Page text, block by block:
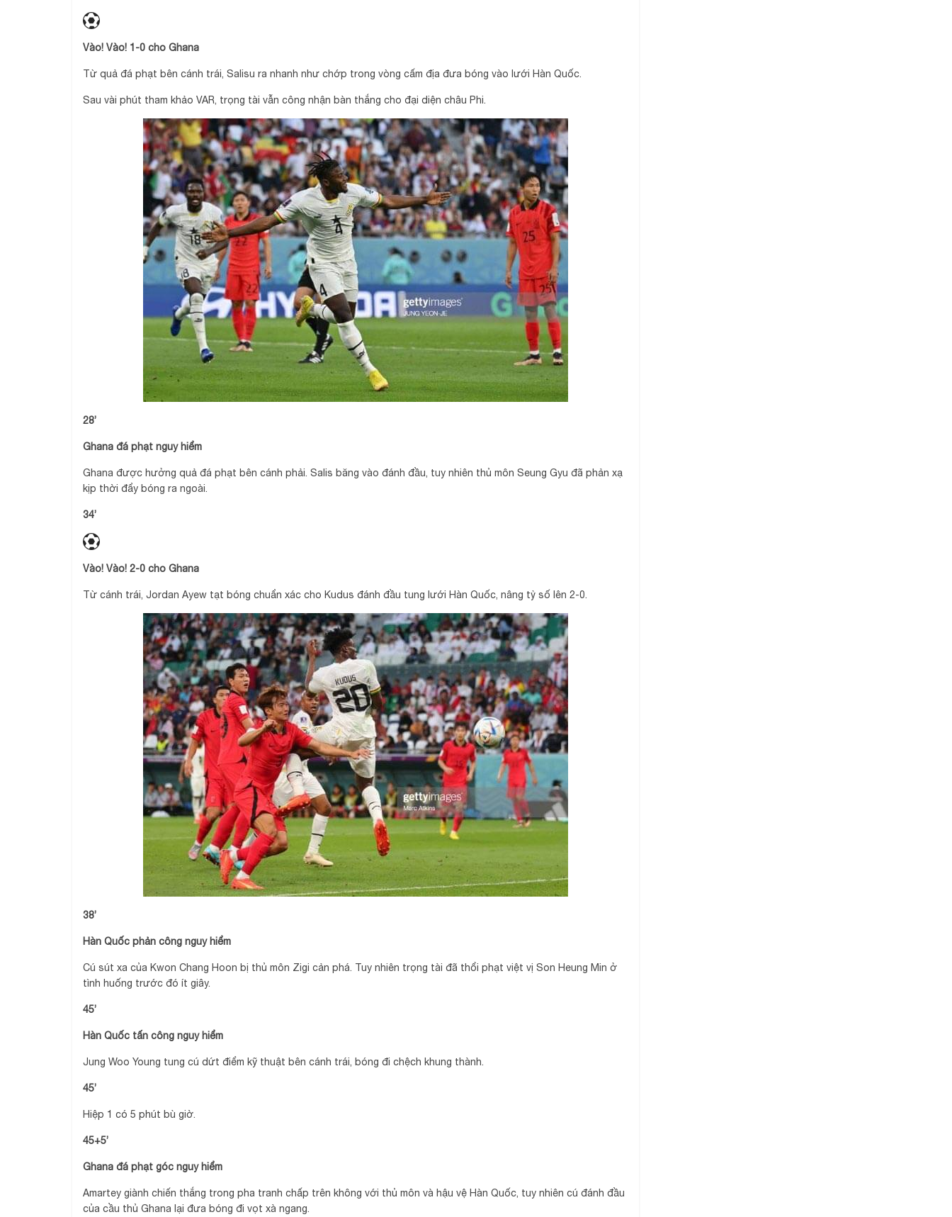
Vào! Vào! 1-0 cho Ghana
Từ quả đá phạt bên cánh trái, Salisu ra nhanh như chớp trong vòng cấm địa đưa bóng vào lưới Hàn Quốc.
Sau vài phút tham khảo VAR, trọng tài vẫn công nhận bàn thắng cho đại diện châu Phi.
28’
Ghana đá phạt nguy hiểm
Ghana được hưởng quả đá phạt bên cánh phải. Salis băng vào đánh đầu, tuy nhiên thủ môn Seung Gyu đã phản xạ
kịp thời đẩy bóng ra ngoài.
34’
Vào! Vào! 2-0 cho Ghana
Từ cánh trái, Jordan Ayew tạt bóng chuẩn xác cho Kudus đánh đầu tung lưới Hàn Quốc, nâng tỷ số lên 2-0.
38’
Hàn Quốc phản công nguy hiểm
Cú sút xa của Kwon Chang Hoon bị thủ môn Zigi cản phá. Tuy nhiên trọng tài đã thổi phạt việt vị Son Heung Min ở
tình huống trước đó ít giây.
45’
Hàn Quốc tấn công nguy hiểm
Jung Woo Young tung cú dứt điểm kỹ thuật bên cánh trái, bóng đi chệch khung thành.
45’
Hiệp 1 có 5 phút bù giờ.
45+5’
Ghana đá phạt góc nguy hiểm
Amartey giành chiến thắng trong pha tranh chấp trên không với thủ môn và hậu vệ Hàn Quốc, tuy nhiên cú đánh đầu
của cầu thủ Ghana lại đưa bóng đi vọt xà ngang.